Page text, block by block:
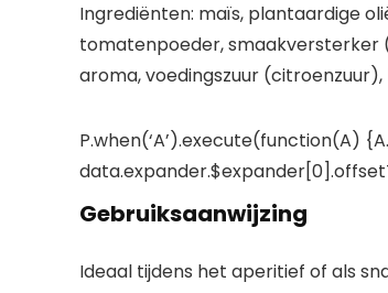
Ingrediënten: maïs, plantaardige
tomatenpoeder, smaakversterker
aroma, voedingszuur
P.when(‘A’).execute(function(A)
Gebruiksaanwijzing
Ideaal tijdens het aperitief of als